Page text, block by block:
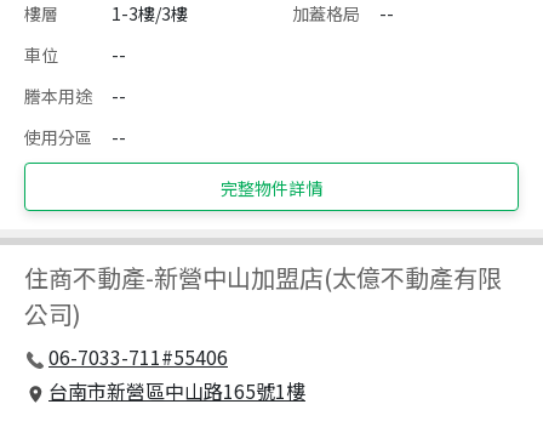
樓層
1-3樓/3樓 加蓋格局
--
車位
--
謄本用途
--
使用分區
--
完整物件詳情
住商不動產-新營中山加盟店(太億不動產有限
公司)
06-7033-711#55406
台南市新營區中山路165號1樓